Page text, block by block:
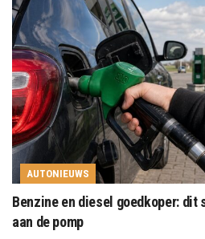
AUTONIEUWS
Benzine en diesel goedkoper:
aan de pomp